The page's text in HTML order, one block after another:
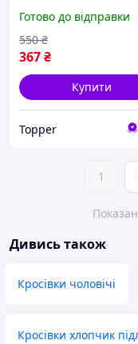
зміцнення потенції!
+ Довжина!
Готово до відправки
367₴
550 ₴
Купити
Topper
1
Дивись також
Кросівки чоловічі
Кросівки хлопчик